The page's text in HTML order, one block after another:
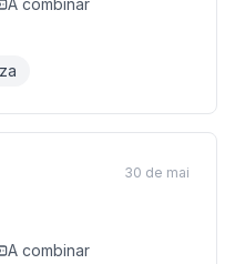
A combinar
A combinar
30 de mai